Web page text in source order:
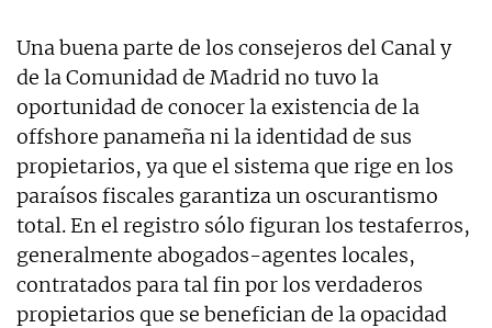
Una buena parte de los consejeros del Canal y
de la Comunidad de Madrid no tuvo la
oportunidad de conocer la existencia de la
offshore panameña ni la identidad de sus
propietarios, ya que el sistema que rige en los
paraísos fiscales garantiza un oscurantismo
total. En el registro sólo figuran los testaferros,
generalmente abogados-agentes locales,
contratados para tal fin por los verdaderos
propietarios que se benefician de la opacidad